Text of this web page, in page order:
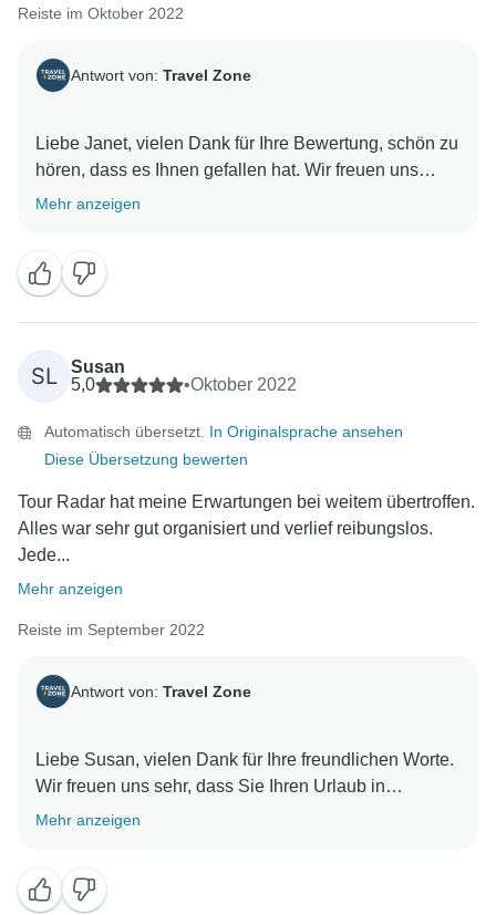
Reiste im Oktober 2022
Antwort von: Travel Zone
Liebe Janet, vielen Dank für Ihre Bewertung, schön zu
hören, dass es Ihnen gefallen hat. Wir freuen uns
darauf, Sie bald wiederzusehen und danken Ihnen
Mehr anzeigen
SL
Susan
5,0
•Oktober 2022
Automatisch übersetzt. In Originalsprache ansehen
Diese Übersetzung bewerten
Tour Radar hat meine Erwartungen bei weitem übertroffen.
Alles war sehr gut organisiert und verlief reibungslos.
Jede...
Mehr anzeigen
Reiste im September 2022
Antwort von: Travel Zone
Liebe Susan, vielen Dank für Ihre freundlichen Worte.
Wir freuen uns sehr, dass Sie Ihren Urlaub in
Griechenland genossen haben. Wir hoffen sehr, dass
Mehr anzeigen